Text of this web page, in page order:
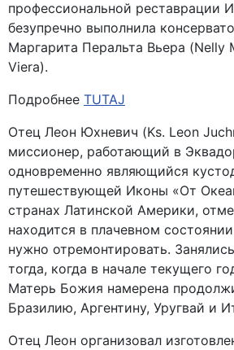
профессиональной реставрации
безупречно выполнила
Маргарита Перальта Вьера (Nelly
Viera).
Подробнее TUTAJ
Отец Леон Юхневич (Ks. Leon
миссионер, работающий в
одновременно являющийся
путешествующей Иконы «От
странах Латинской Америки,
находится в плачевном
нужно отремонтировать.
тогда, когда в начале текущего
Матерь Божия намерена
Бразилию, Аргентину, Уругвай и
Отец Леон организовал